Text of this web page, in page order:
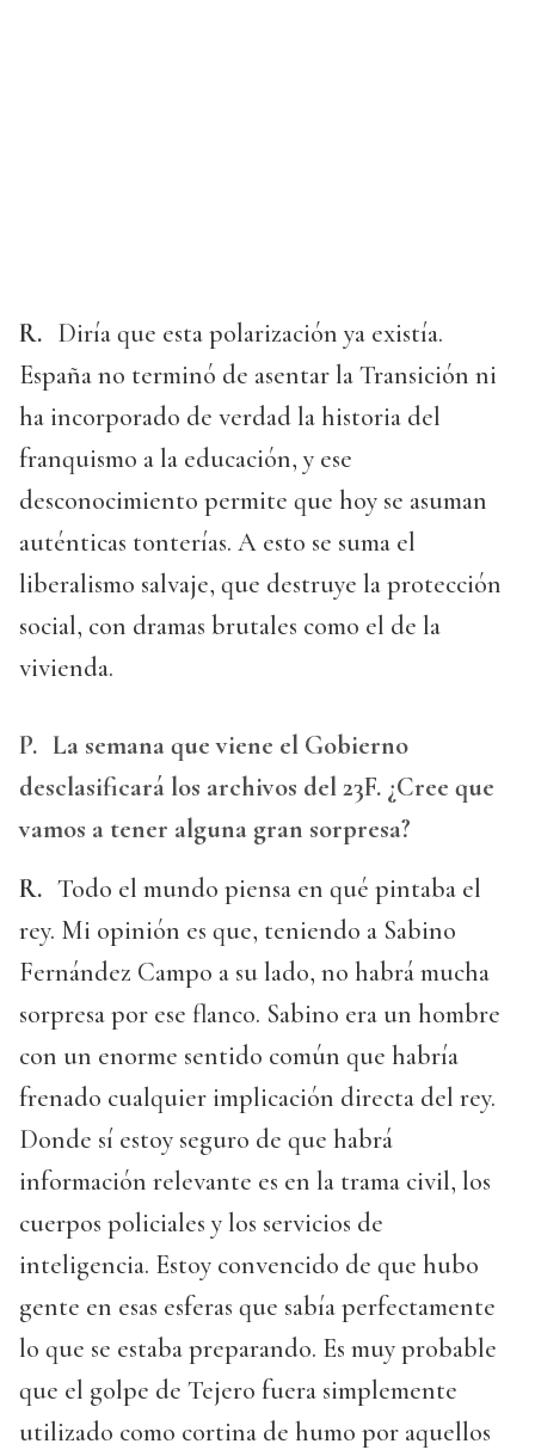
R. Diría que esta polarización ya existía.
España no terminó de asentar la Transición ni
ha incorporado de verdad la historia del
franquismo a la educación, y ese
desconocimiento permite que hoy se asuman
auténticas tonterías. A esto se suma el
liberalismo salvaje, que destruye la protección
social, con dramas brutales como el de la
vivienda.
P. La semana que viene el Gobierno
desclasificará los archivos del 23F. ¿Cree que
vamos a tener alguna gran sorpresa?
R. Todo el mundo piensa en qué pintaba el
rey. Mi opinión es que, teniendo a Sabino
Fernández Campo a su lado, no habrá mucha
sorpresa por ese flanco. Sabino era un hombre
con un enorme sentido común que habría
frenado cualquier implicación directa del rey.
Donde sí estoy seguro de que habrá
información relevante es en la trama civil, los
cuerpos policiales y los servicios de
inteligencia. Estoy convencido de que hubo
gente en esas esferas que sabía perfectamente
lo que se estaba preparando. Es muy probable
que el golpe de Tejero fuera simplemente
utilizado como cortina de humo por aquellos